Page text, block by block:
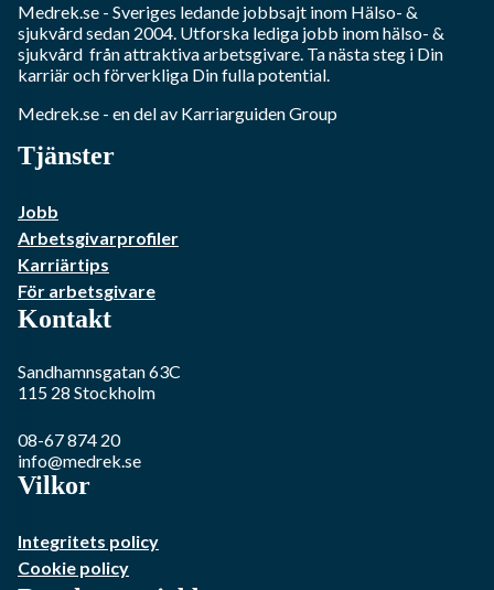
Medrek.se - Sveriges ledande jobbsajt inom Hälso- &
sjukvårdsedan 2004. Utforska lediga jobb inomhälso- &
sjukvård från attraktiva arbetsgivare. Ta nästa steg i Din
karriär och förverkliga Din fulla potential.
Medrek.se - en del av Karriarguiden Group
Tjänster
Jobb
Arbetsgivarprofiler
Karriärtips
För arbetsgivare
Kontakt
Sandhamnsgatan 63C
115 28 Stockholm
08-67 874 20
info@medrek.se
Vilkor
Integritets policy
Cookie policy